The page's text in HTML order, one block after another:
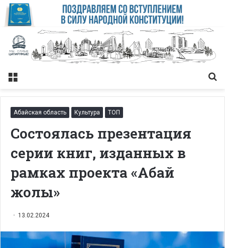
Меню
Абайская область Культура ТОП
Состоялась презентация
серии книг, изданных в
рамках проекта «Абай
жолы»
13.02.2024